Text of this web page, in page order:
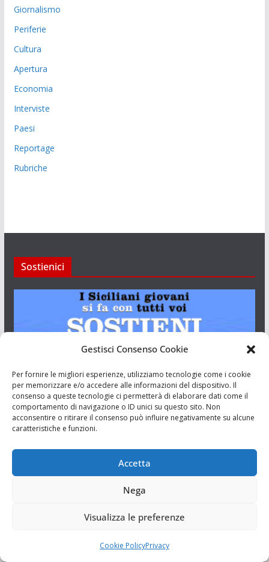
Gestisci Consenso Cookie
Per fornire le migliori esperienze, utilizziamo tecnologie come i cookie
per memorizzare e/o accedere alle informazioni del dispositivo. Il
consenso a queste tecnologie ci permetterà di elaborare dati come il
comportamento di navigazione o ID unici su questo sito. Non
acconsentire o ritirare il consenso può influire negativamente su alcune
caratteristiche e funzioni.
Accetta
Nega
Visualizza le preferenze
Cookie PolicyPrivacy
Giornalismo
Periferie
Cultura
Apertura
Economia
Interviste
Paesi
Reportage
Rubriche
Sostienici
I Siciliani Giovani
Aut. del tribunale di Catania n.23/2011 del 20/09/2011 Dir.
Resp. Riccardo Orioles.
Associazione Culturale I Siciliani Giovani